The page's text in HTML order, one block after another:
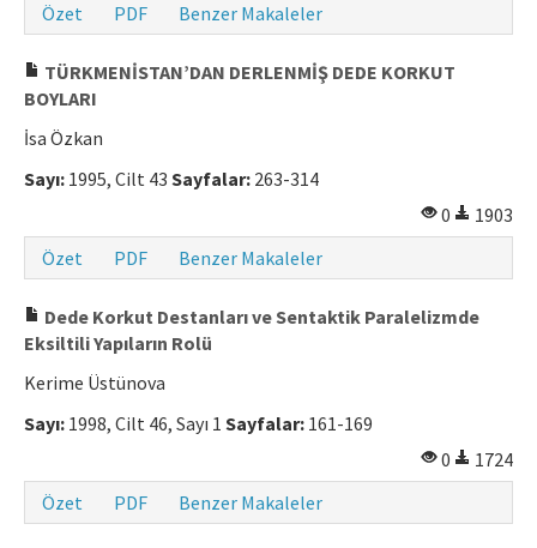
Özet
PDF Benzer Makaleler
TÜRKMENİSTAN’DAN DERLENMİŞ DEDE KORKUT
BOYLARI
İsa Özkan
Sayı: 1995, Cilt 43 Sayfalar: 263-314
0
1903
Özet
PDF Benzer Makaleler
Dede Korkut Destanları ve Sentaktik Paralelizmde
Eksiltili Yapıların Rolü
Kerime Üstünova
Sayı: 1998, Cilt 46, Sayı 1 Sayfalar: 161-169
0
1724
Özet
PDF Benzer Makaleler